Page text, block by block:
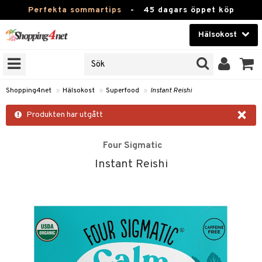
Perfekta sommartips - 45 dagars öppet köp
Hälsokost
Skönhet
Kontaktlinser
Hälsokost
Leksaker, Barn & Baby
Varumärken
Shopping4net » Hälsokost » Superfood » Instant Reishi
×
Produkten har utgått
Four Sigmatic
Instant Reishi